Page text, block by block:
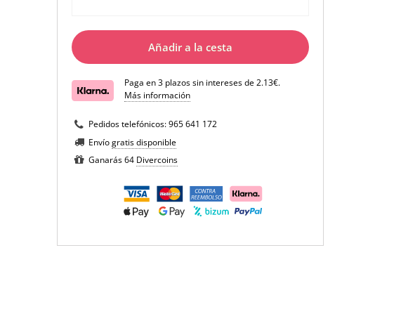
Añadir a la cesta
Paga en 3 plazos sin intereses de 2.13€.
Más información
Pedidos telefónicos:965 641 172
Envíogratis disponible
Ganarás 64 Divercoins